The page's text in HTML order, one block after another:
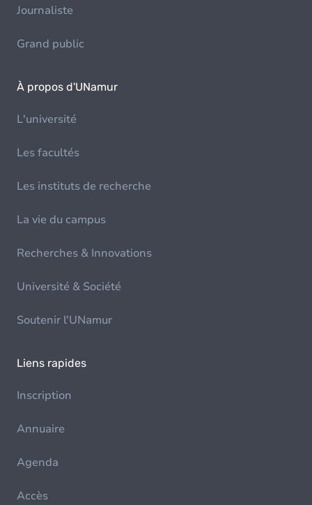
Journaliste
Grand public
À propos d'UNamur
L'université
Les facultés
Les instituts de recherche
La vie du campus
Recherches & Innovations
Université & Société
Soutenir l'UNamur
Liens rapides
Inscription
Annuaire
Agenda
Accès